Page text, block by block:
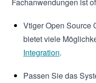
Vtiger Open Source
bietet viele
Integration.
Passen Sie das